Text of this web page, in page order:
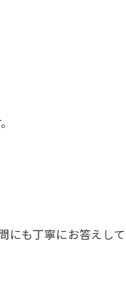
にも丁寧にお答えして